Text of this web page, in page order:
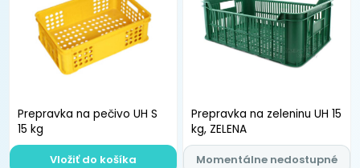
Prepravka na pečivo UH S
15 kg
Vložiť do košíka
Prepravka na zeleninu UH 15
kg, ZELENA
Momentálne nedostupné